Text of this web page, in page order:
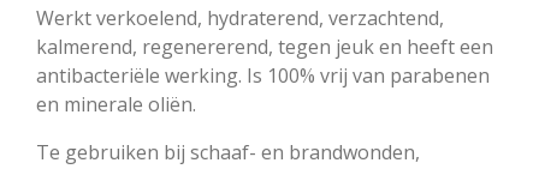
Werkt verkoelend, hydraterend, verzachtend,
kalmerend, regenererend, tegen jeuk en heeft een
antibacteriële werking. Is 100% vrij van parabenen
en minerale oliën.
Te gebruiken bij schaaf- en brandwonden,